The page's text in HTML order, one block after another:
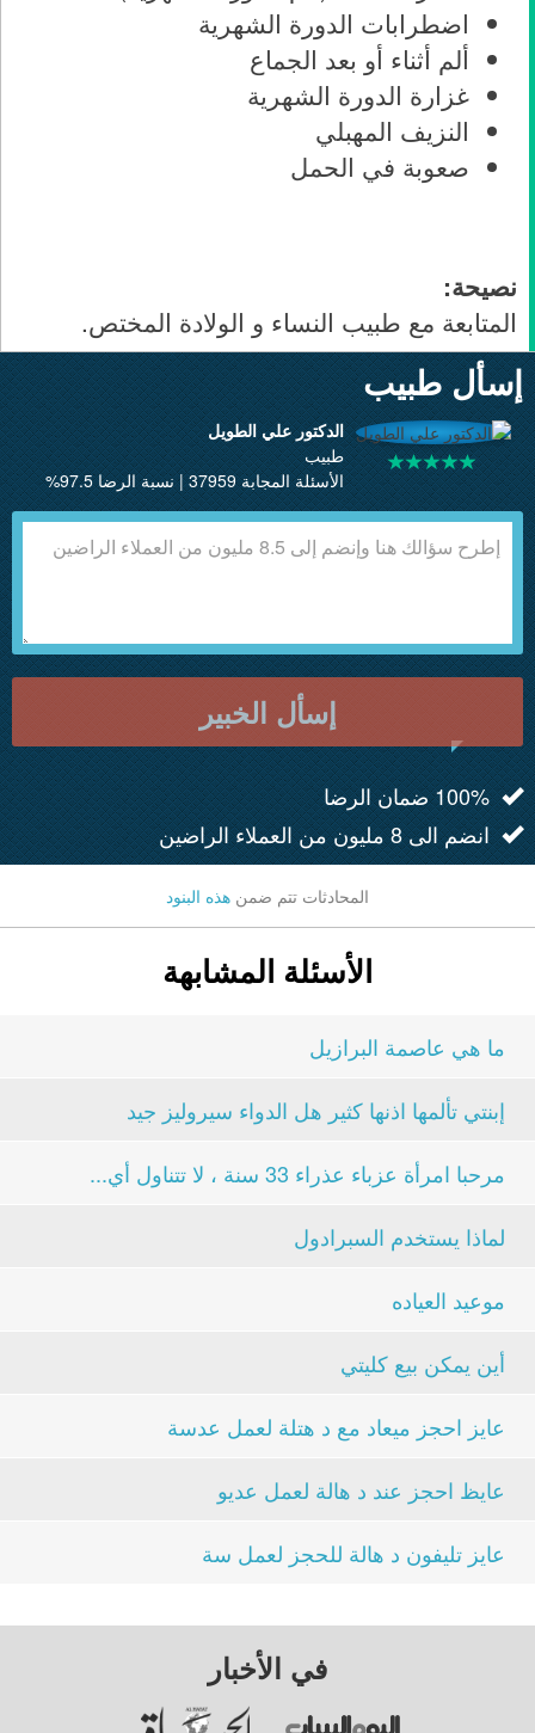
اضطرابات الدورة الشهرية
ألم أثناء أو بعد الجماع
غزارة الدورة الشهرية
النزيف المهبلي
صعوبة في الحمل
نصيحة:
المتابعة مع طبيب النساء و الولادة المختص.
إسأل طبيب
الدكتور علي الطويل
طبيب
الأسئلة المجابة 37959 | نسبة الرضا 97.5%
إسأل الخبير
100% ضمان الرضا
انضم الى 8 مليون من العملاء الراضين
المحادثات تتم ضمن هذه البنود
الأسئلة المشابهة
ما هي عاصمة البرازيل
إبنتي تألمها اذنها كثير هل الدواء سيروليز جيد
مرحبا امرأة عزباء عذراء 33 سنة ، لا تتناول أي...
لماذا يستخدم السبرادول
موعيد العياده
أين يمكن بيع كليتي
عايز احجز ميعاد مع د هتلة لعمل عدسة
عايظ احجز عند د هالة لعمل عديو
عايز تليفون د هالة للحجز لعمل سة
في الأخبار